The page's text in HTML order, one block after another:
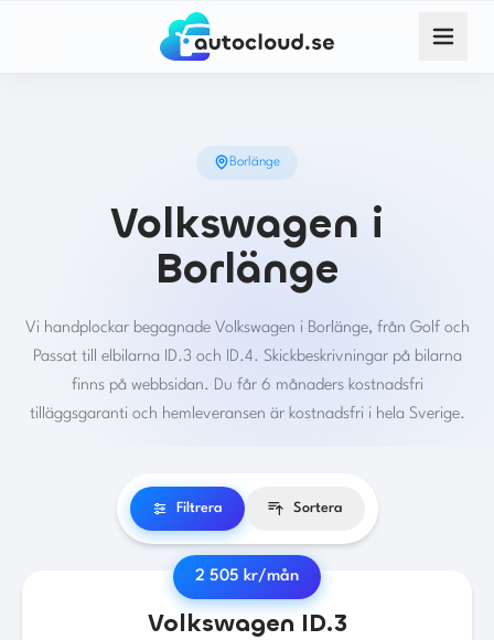
Borlänge
Volkswagen i
Borlänge
Vi handplockar begagnade Volkswagen i Borlänge, från Golf och
Passat till elbilarna ID.3 och ID.4. Skickbeskrivningar på bilarna
finns på webbsidan. Du får 6 månaders kostnadsfri
tilläggsgaranti och hemleveransen är kostnadsfri i hela Sverige.
Filtrera Sortera
2 505 kr/mån
Volkswagen ID.3